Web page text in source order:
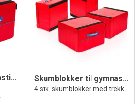
Skumblokk til gymnastikk og turn
4.5 av 5 mulige
Skumblokker til gymnastikk og turn
4 stk. skumblokker med trekk